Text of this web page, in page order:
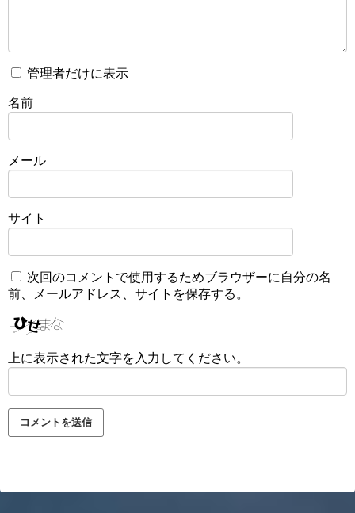
管理者だけに表示
名前
メール
サイト
次回のコメントで使用するためブラウザーに自分の名
前、メールアドレス、サイトを保存する。
上に表示された文字を入力してください。